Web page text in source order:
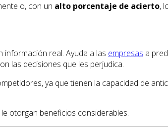
o, con un alto porcentaje de acierto,
real. Ayuda a las empresas a
las decisiones que les perjudica.
ya que tienen la capacidad de
otorgan beneficios considerables.